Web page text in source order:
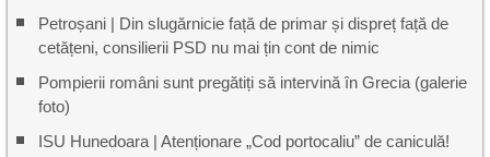
Petroșani | Din slugărnicie față de primar și dispreț față de
cetățeni, consilierii PSD nu mai țin cont de nimic
Pompierii români sunt pregătiți să intervină în Grecia (galerie
foto)
ISU Hunedoara | Atenționare „Cod portocaliu” de caniculă!